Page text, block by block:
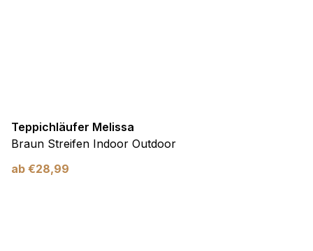
Teppichläufer Melissa
Braun Streifen Indoor Outdoor
ab €28,99